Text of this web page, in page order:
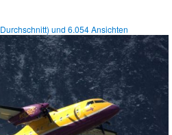
Durchschnitt) und6.054Ansichten